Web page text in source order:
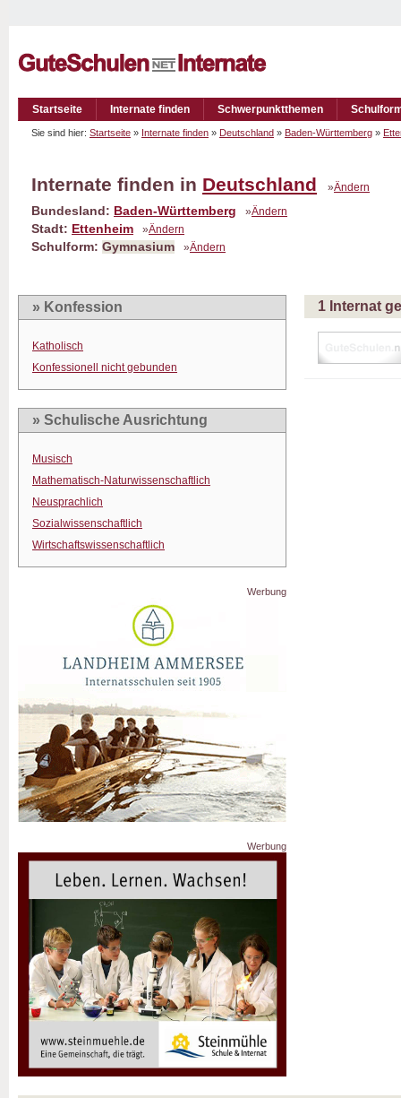
Startseite Internate finden Schwerpunktthemen
Sie sind hier: Startseite » Internate finden » Deutschland » Baden-Württemberg »
Internate finden in Deutschland »Ändern
Bundesland: Baden-Württemberg »Ändern
Stadt: Ettenheim »Ändern
Schulform: Gymnasium »Ändern
» Konfession
Katholisch
Konfessionell nicht gebunden
» Schulische Ausrichtung
Musisch
Mathematisch-Naturwissenschaftlich
Neusprachlich
Sozialwissenschaftlich
Wirtschaftswissenschaftlich
Werbung
Werbung
1 Internat